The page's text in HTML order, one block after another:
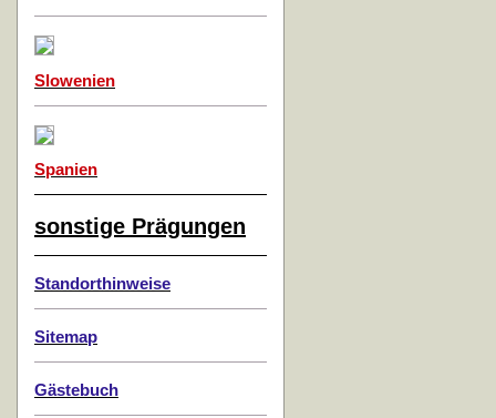
Slowenien
Spanien
sonstige Prägungen
Standorthinweise
Sitemap
Gästebuch